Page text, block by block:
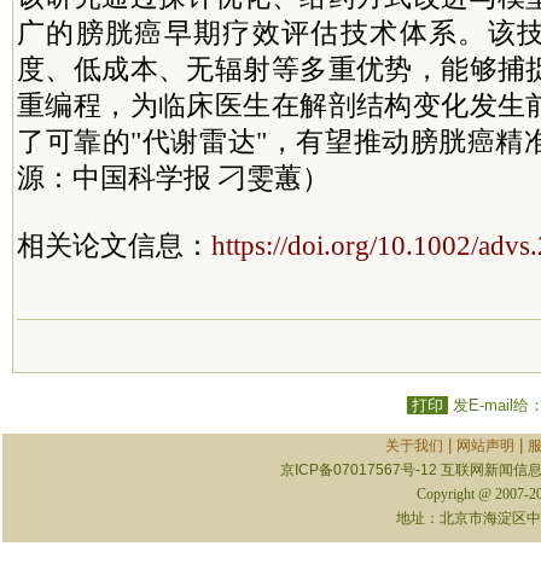
广的膀胱癌早期疗效评估技术体系。该
度、低成本、无辐射等多重优势，能够捕
重编程，为临床医生在解剖结构变化发生
了可靠的"代谢雷达"，有望推动膀胱癌精
源：中国科学报 刁雯蕙）
相关论文信息： https://doi.org/10.1002/
打印 发E-mail给
关于我们 网站声明
京ICP备07017567号-12 互联网新闻信
Copyright @ 2007-
地址：北京市海淀区